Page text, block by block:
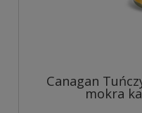
Canagan
mokra